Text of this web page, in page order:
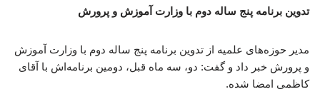
تدوین برنامه پنج ساله دوم با وزارت آموزش و پرورش
مدیر حوزه‌های علمیه از تدوین برنامه پنج ساله دوم با وزارت آموزش
و پرورش خبر داد و گفت: دو، سه ماه قبل، دومین برنامه‌اش با آقای
کاظمی امضا شده.